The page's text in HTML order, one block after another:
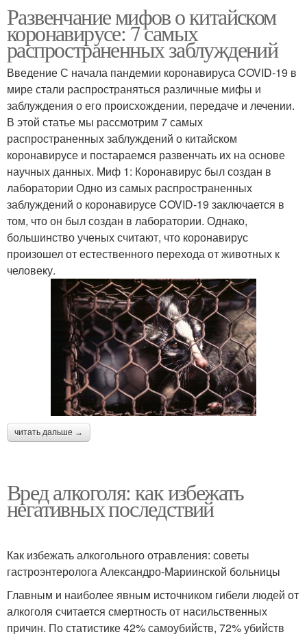
Развенчание мифов о китайском
коронавирусе: 7 самых
распространенных заблуждений
Введение С начала пандемии коронавируса COVID-19 в
мире стали распространяться различные мифы и
заблуждения о его происхождении, передаче и лечении.
В этой статье мы рассмотрим 7 самых
распространенных заблуждений о китайском
коронавирусе и постараемся развенчать их на основе
научных данных. Миф 1: Коронавирус был создан в
лаборатории Одно из самых распространенных
заблуждений о коронавирусе COVID-19 заключается в
том, что он был создан в лаборатории. Однако,
большинство ученых считают, что коронавирус
произошел от естественного перехода от животных к
человеку.
читать дальше →
Вред алкоголя: как избежать
негативных последствий
Как избежать алкогольного отравления: советы
гастроэнтеролога Александро-Мариинской больницы
Главным и наиболее явным источником гибели людей от
алкоголя считается смертность от насильственных
причин. По статистике 42% самоубийств, 72% убийств